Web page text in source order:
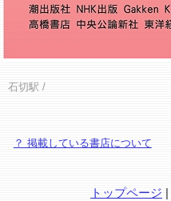
石切駅 /
？ 掲載している書店について
トップページ |